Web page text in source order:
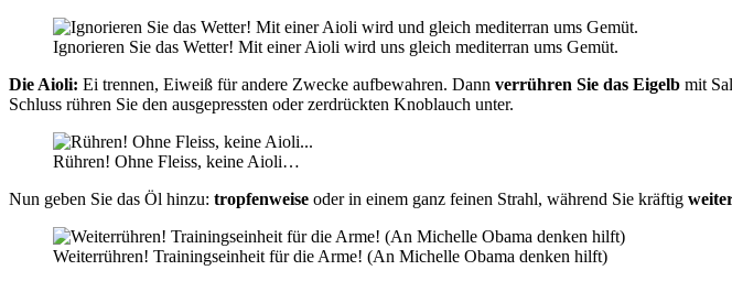
Ignorieren Sie das Wetter! Mit einer Aioli wird uns gleich mediterran ums Gemüt.
Die Aioli: Ei trennen, Eiweiß für andere Zwecke aufbewahren. Dann verrühren Sie das Eigelb mit
Schluss rühren Sie den ausgepressten oder zerdrückten Knoblauch unter.
Rühren! Ohne Fleiss, keine Aioli…
Nun geben Sie das Öl hinzu: tropfenweise oder in einem ganz feinen Strahl, während Sie kräftig
Weiterrühren! Trainingseinheit für die Arme! (An Michelle Obama denken hilft)